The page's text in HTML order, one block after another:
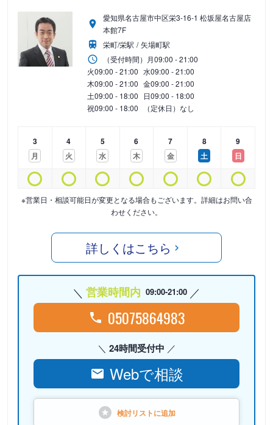
愛知県名古屋市中区栄3-16-1 松坂屋名古屋店
本館7F
栄町/栄駅
矢場町駅
（受付時間） 月09:00 - 21:00
火09:00 - 21:00 水09:00 - 21:00
木09:00 - 21:00 金09:00 - 21:00
土09:00 - 18:00 日09:00 - 18:00
祝09:00 - 18:00 （定休日）なし
3
月
4
火
5
水
6
木
7
金
8
土
9
日
※営業日・相談可能日が変更となる場合もございます。詳細はお問い合
わせください。
詳しくはこちら
営業時間内 09:00-21:00
05075864983
24時間受付中
Webで相談
検討リストに追加